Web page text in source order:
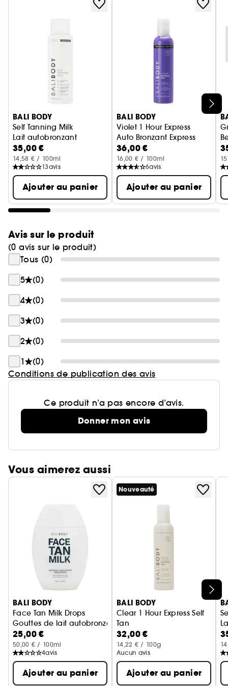
Ignorer le carrousel produits
BALI BODY
Self Tanning Milk
Lait autobronzant
35,00 €
14,58 € / 100ml
13avis
Ajouter au panier
BALI BODY
Violet 1 Hour Express
Auto Bronzant Express
36,00 €
16,00 € / 100ml
6avis
Ajouter au panier
Avis sur le produit
(0 avis sur le produit)
Tous (0)
5
(0)
4
(0)
3
(0)
2
(0)
1
(0)
Conditions de publication des avis
Ce produit n’a pas encore d’avis.
Donner mon avis
Vous aimerez aussi
Ignorer le carrousel produits
BALI BODY
Face Tan Milk Drops
Gouttes de lait autobronzant pour le visage
25,00 €
50,00 € / 100ml
4avis
Ajouter au panier
Nouveauté
BALI BODY
Clear 1 Hour Express Self
Tan
Autobronzant express 1 heure
32,00 €
14,22 € / 100g
Aucun avis
Ajouter au panier